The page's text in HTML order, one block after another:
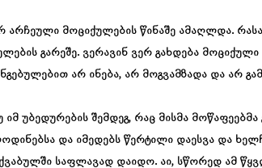
არჩეული მოციქულების წინაშე ამაღლდა.
გარეშე. ვერავინ ვერ გახდება
არ ინება, არ მოგვამზადა და არ
იმ უბედურების შემდეგ, რაც მისმა
და იმედებს წერტილი დაესვა და
საფლავად დაიდო. აი, სწორედ ამ